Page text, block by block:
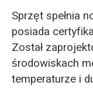
Sprzęt spełnia
posiada
Został
środowiskach
temperaturze i